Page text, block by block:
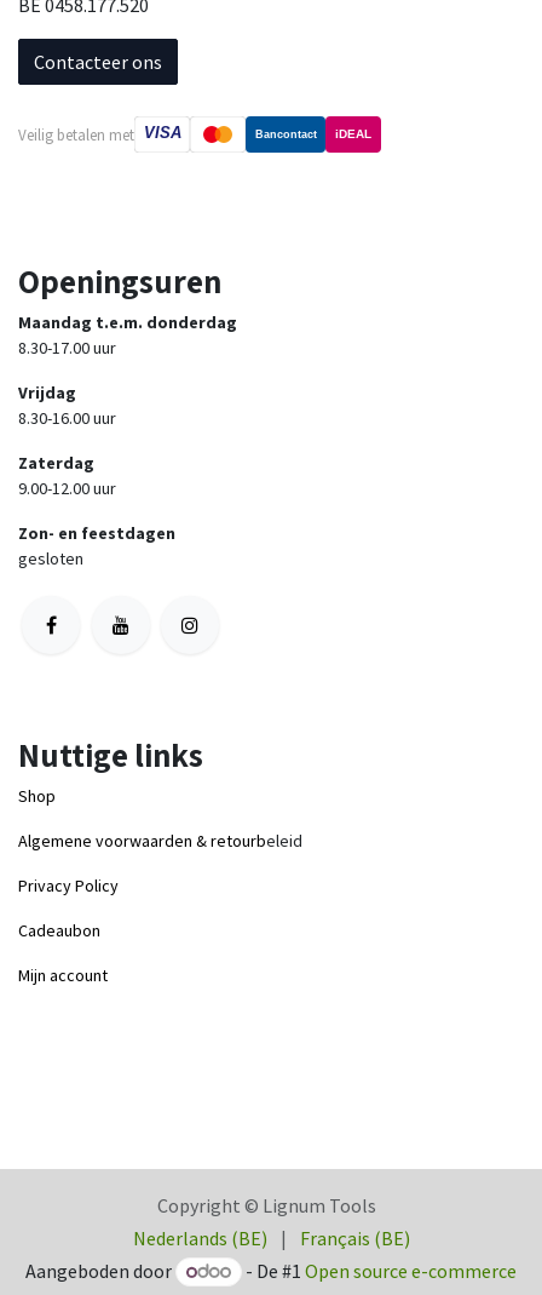
BE 0458.177.520
Contacteer ons
Veilig betalen met VISA Bancontact iDEAL
Openingsuren
Maandag t.e.m. donderdag
8.30-17.00 uur
Vrijdag
8.30-16.00 uur
Zaterdag
9.00-12.00 uur
Zon- en feestdagen
gesloten
Nuttige links
Shop
Algemene voorwaarden & retourbeleid
Privacy Policy
Cadeaubon
Mijn account
Copyright © Lignum Tools
Nederlands (BE)
|
Français (BE)
Aangeboden door
- De #1 Open source e-commerce